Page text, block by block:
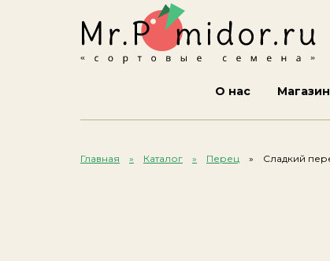
О нас Магазин
Главная Каталог Перец Сладкий